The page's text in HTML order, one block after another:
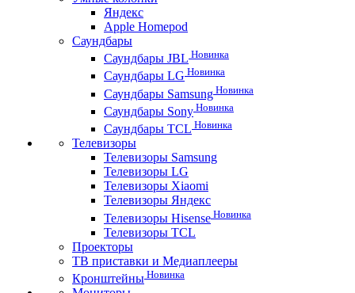
Яндекс
Apple Homepod
Саундбары
Саундбары JBL Новинка
Саундбары LG Новинка
Саундбары Samsung Новинка
Саундбары Sony Новинка
Саундбары TCL Новинка
Телевизоры
Телевизоры Samsung
Телевизоры LG
Телевизоры Xiaomi
Телевизоры Яндекс
Телевизоры Hisense Новинка
Телевизоры TCL
Проекторы
ТВ приставки и Медиаплееры
Кронштейны Новинка